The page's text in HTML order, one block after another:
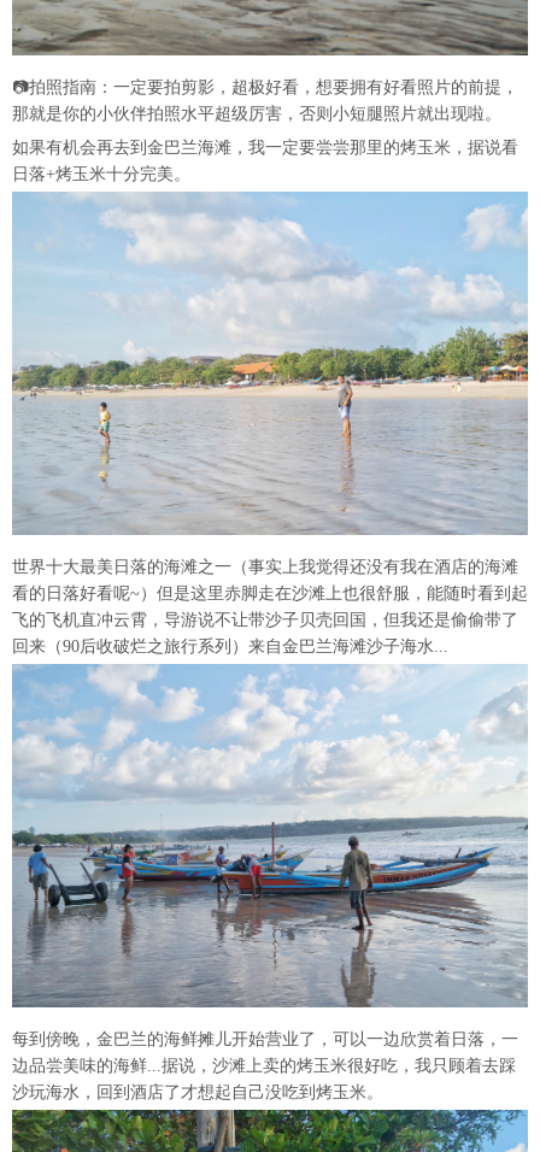
📷拍照指南：一定要拍剪影，超极好看，想要拥有好看照片的前提，
那就是你的小伙伴拍照水平超级厉害，否则小短腿照片就出现啦。
如果有机会再去到金巴兰海滩，我一定要尝尝那里的烤玉米，据说看
日落+烤玉米十分完美。
世界十大最美日落的海滩之一（事实上我觉得还没有我在酒店的海滩
看的日落好看呢~）但是这里赤脚走在沙滩上也很舒服，能随时看到起
飞的飞机直冲云霄，导游说不让带沙子贝壳回国，但我还是偷偷带了
回来（90后收破烂之旅行系列）来自金巴兰海滩沙子海水...
每到傍晚，金巴兰的海鲜摊儿开始营业了，可以一边欣赏着日落，一
边品尝美味的海鲜...据说，沙滩上卖的烤玉米很好吃，我只顾着去踩
沙玩海水，回到酒店了才想起自己没吃到烤玉米。